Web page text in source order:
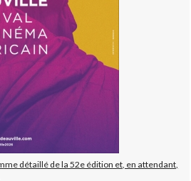
détaillé de la 52e édition et, en attendant,